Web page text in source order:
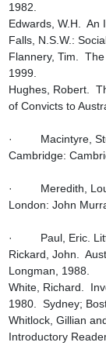
1982.
Edwards, W.H.
Falls, N.S.W.:
Flannery, Tim.
1999.
Hughes, Robert.
of Convicts to
·
Cambridge:
·
London: John
·         Paul,
Rickard, John.
Longman, 1988.
White, Richard.
1980.  Sydney;
Whitlock, Gillian
Introductory